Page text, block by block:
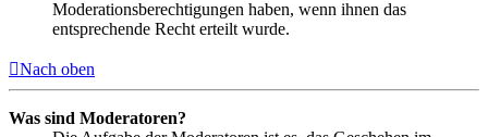
Moderationsberechtigungen haben, wenn ihnen das
entsprechende Recht erteilt wurde.
Nach oben
Was sind Moderatoren?